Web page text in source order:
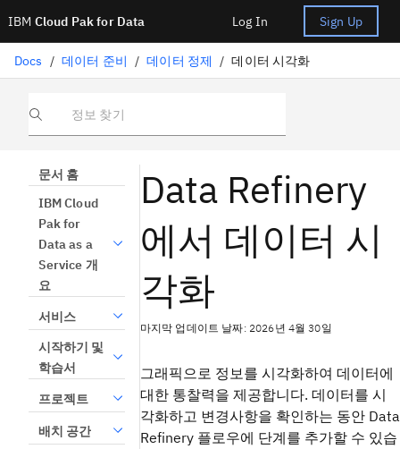
IBM Cloud Pak for Data Log In Sign Up
Docs / 데이터 준비 / 데이터 정제 / 데이터 시각화
정보 찾기
문서 홈
IBM Cloud
Pak for
Data as a
Service 개
요
서비스
시작하기 및
학습서
프로젝트
배치 공간
Data Refinery
에서 데이터 시
각화
마지막 업데이트 날짜: 2026년 4월 30일
그래픽으로 정보를 시각화하여 데이터에
대한 통찰력을 제공합니다. 데이터를 시
각화하고 변경사항을 확인하는 동안 Data
Refinery 플로우에 단계를 추가할 수 있습